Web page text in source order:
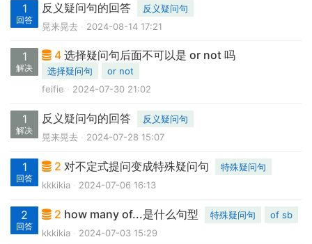
1
回答
反义疑问句的回答
反义疑问句
晃来晃去
2024-08-14 17:21
1
解决
4 选择疑问句后面不可以是 or not 吗
选择疑问句
or not
feifie
2024-07-30 21:02
1
解决
反义疑问句的回答
反义疑问句
晃来晃去
2024-07-28 15:07
1
回答
2 对不定式提问变成特殊疑问句
特殊疑问句
kkkikia
2024-07-06 16:13
2
回答
2 how many of...是什么句型 特殊疑问句
of sb
kkkikia
2024-07-03 15:29